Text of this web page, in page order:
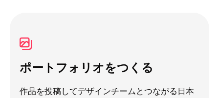
ポートフォリオをつくる
作品を投稿してデザインチームとつながる日本